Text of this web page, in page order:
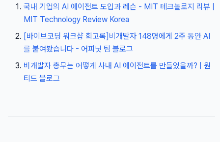
국내 기업의 AI 에이전트 도입과 레슨 - MIT 테크놀로지 리뷰 |
MIT Technology Review Korea
[바이브코딩 워크샵 회고록]비개발자 148명에게 2주 동안 AI
를 붙여봤습니다 - 어피닛 팀 블로그
비개발자 총무는 어떻게 사내 AI 에이전트를 만들었을까? | 원
티드 블로그